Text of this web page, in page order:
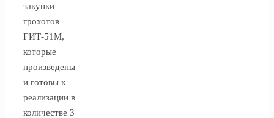
закупки
грохотов
ГИТ-51М,
которые
произведены
и готовы к
реализации в
количестве 3